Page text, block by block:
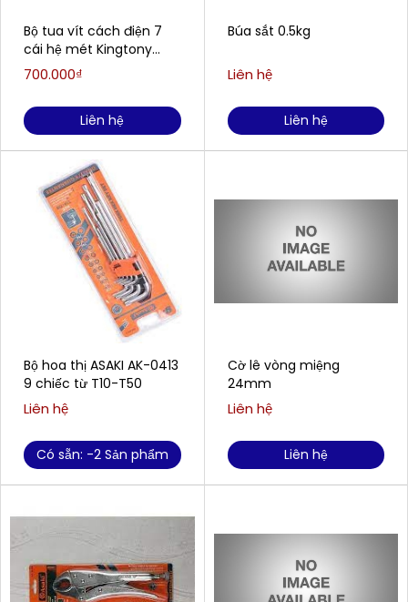
Bộ tua vít cách điện 7
cái hệ mét Kingtony
30617MR
700.000₫
Liên hệ
Bộ hoa thị ASAKI AK-0413
9 chiếc từ T10-T50
Liên hệ
Có sẵn: -2 Sản phẩm
Búa sắt 0.5kg
Liên hệ
Liên hệ
Cờ lê vòng miệng
24mm
Liên hệ
Liên hệ